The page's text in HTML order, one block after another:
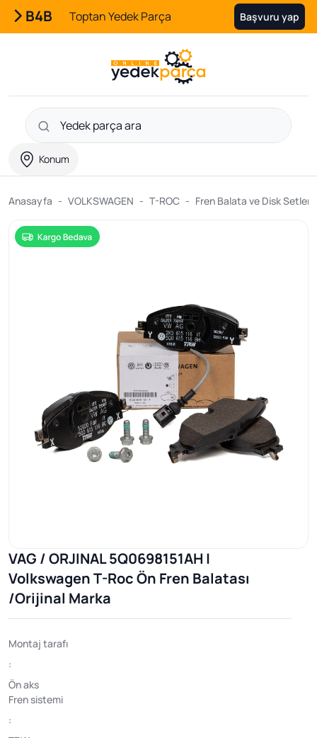
B4B Toptan Yedek Parça Başvuru yap
Konum
Anasayfa VOLKSWAGEN T-ROC Fren Balata ve Disk Setleri
VAG / ORJINAL 5Q0698151AH |
Volkswagen T-Roc Ön Fren Balatası
/Orijinal Marka
Montaj tarafı
:
Ön aks
Fren sistemi
: